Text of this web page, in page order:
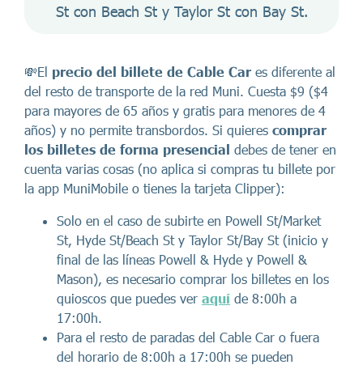
St con Beach St y Taylor St con Bay St.
💸El precio del billete de Cable Car es diferente al
del resto de transporte de la red Muni. Cuesta $9 ($4
para mayores de 65 años y gratis para menores de 4
años) y no permite transbordos. Si quieres comprar
los billetes de forma presencial debes de tener en
cuenta varias cosas (no aplica si compras tu billete por
la app MuniMobile o tienes la tarjeta Clipper):
Solo en el caso de subirte en Powell St/Market
St, Hyde St/Beach St y Taylor St/Bay St (inicio y
final de las líneas Powell & Hyde y Powell &
Mason), es necesario comprar los billetes en los
quioscos que puedes ver aquí de 8:00h a
17:00h.
Para el resto de paradas del Cable Car o fuera
del horario de 8:00h a 17:00h se pueden